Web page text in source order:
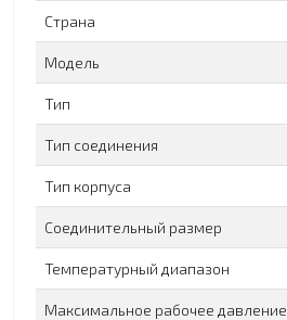
Страна
Модель
Тип
Тип соединения
Тип корпуса
Соединительный размер
Температурный диапазон
Максимальное рабочее давление